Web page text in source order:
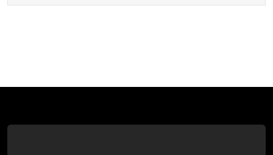
á